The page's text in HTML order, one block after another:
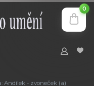
0
Andílek - zvoneček (a)